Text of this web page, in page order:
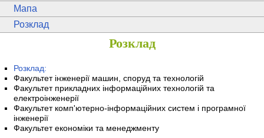
Мапа
Розклад
Розклад
Розклад:
Факультет інженерії машин, споруд та технологій
Факультет прикладних інформаційних технологій та
електроінженерії
Факультет комп'ютерно-інформаційних систем і програмної
інженерії
Факультет економіки та менеджменту